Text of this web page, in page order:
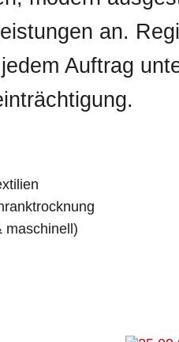
an.
Auftrag
maschinell)